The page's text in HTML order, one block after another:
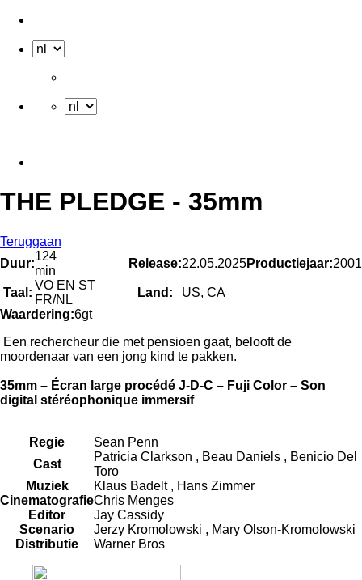
THE PLEDGE - 35mm
Teruggaan
Duur:
124
min
Release:22.05.2025Productiejaar:2001
Taal:
VO EN ST
FR/NL
Land:
US, CA
Waardering:6gt
Een rechercheur die met pensioen gaat, belooft de
moordenaar van een jong kind te pakken.
35mm – Écran large procédé J-D-C – Fuji Color – Son
digital stéréophonique immersif
Regie
Sean Penn
Cast
Patricia Clarkson , Beau Daniels , Benicio Del
Toro
Muziek
Klaus Badelt, Hans Zimmer
CinematografieChris Menges
Editor
Jay Cassidy
Scenario
Jerzy Kromolowski , Mary Olson-Kromolowski
Distributie
Warner Bros